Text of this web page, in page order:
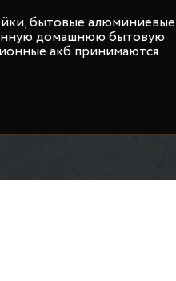
бытовые алюминиевые
домашнюю бытовую
акб принимаются